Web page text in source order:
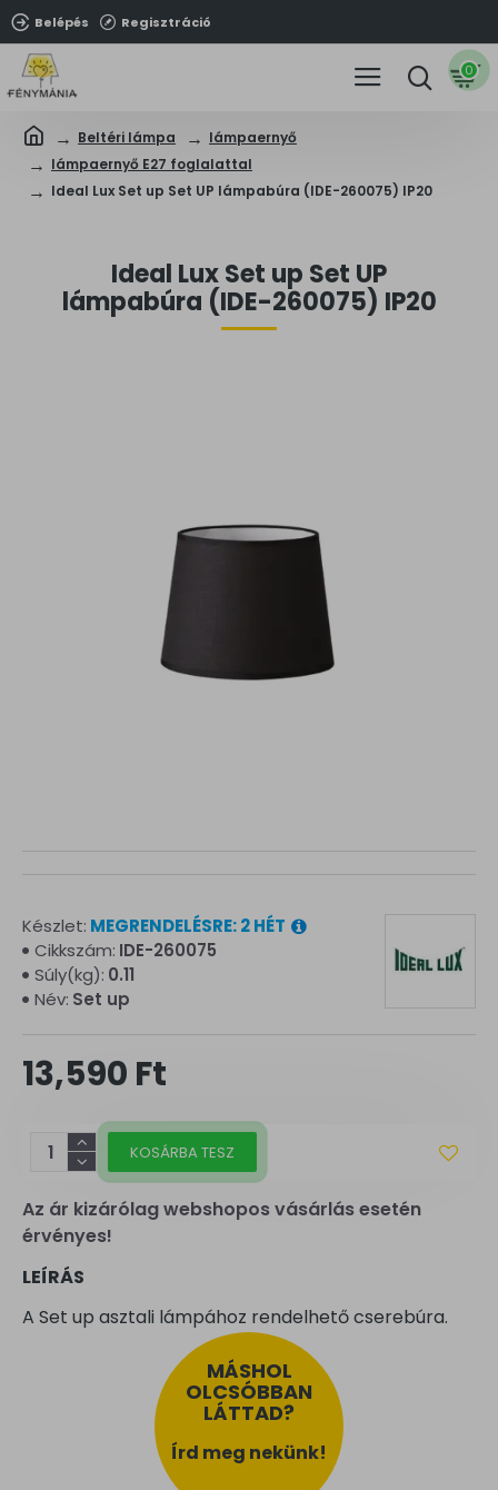
Belépés Regisztráció
0
Beltéri lámpa
lámpaernyő
lámpaernyő E27 foglalattal
Ideal Lux Set up Set UP lámpabúra (IDE-260075) IP20
Ideal Lux Set up Set UP
lámpabúra (IDE-260075) IP20
Az ár kizárólag webshopos vásárlás esetén
érvényes!
13,590 Ft
Készlet: MEGRENDELÉSRE: 2 HÉT
Cikkszám: IDE-260075
Súly(kg): 0.11
Név: Set up
KOSÁRBA TESZ
LEÍRÁS
A Set up asztali lámpához rendelhető cserebúra.
MÁSHOL
OLCSÓBBAN
LÁTTAD?
Írd meg nekünk!